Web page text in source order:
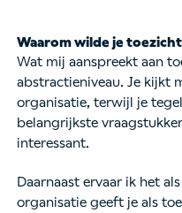
Waarom wilde je
Wat mij aanspreekt aan
abstractieniveau. Je kijkt
organisatie, terwijl je
belangrijkste
interessant.
Daarnaast ervaar ik het
organisatie geeft je als